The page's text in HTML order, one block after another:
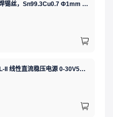
XHT(兴鸿泰)，无铅焊锡丝，Sn99.3Cu0.7 Φ1mm 750G，环保锡线， 免洗焊锡丝/锡线,1卷
优利德 UTP3315TFL-II 线性直流稳压电源 0-30V5A 低噪声高精度实验电源